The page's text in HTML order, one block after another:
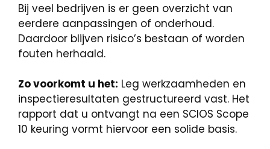
Bij veel bedrijven is er geen overzicht van
eerdere aanpassingen of onderhoud.
Daardoor blijven risico’s bestaan of worden
fouten herhaald.
Zo voorkomt u het: Leg werkzaamheden en
inspectieresultaten gestructureerd vast. Het
rapport dat u ontvangt na een SCIOS Scope
10 keuring vormt hiervoor een solide basis.